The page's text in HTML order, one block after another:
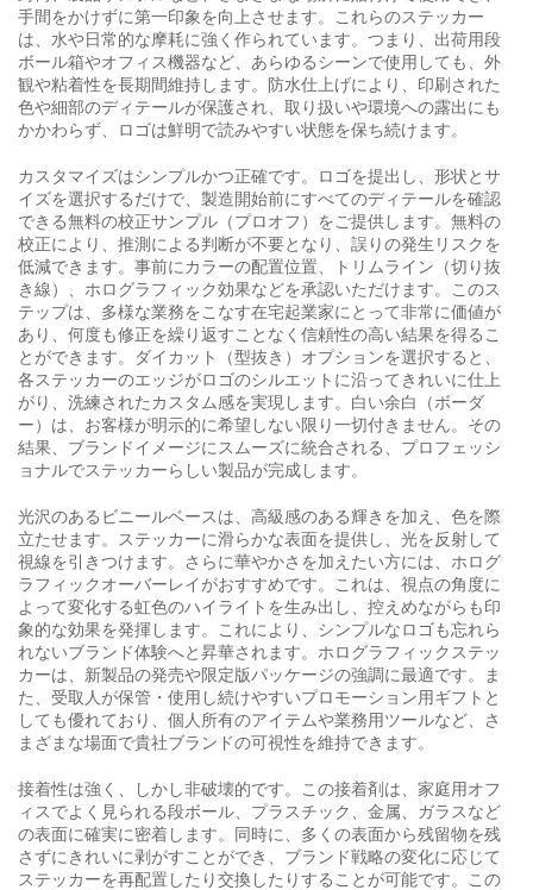
手間をかけずに第一印象を向上させます。これらのステッカー
は、水や日常的な摩耗に強く作られています。つまり、出荷用段
ボール箱やオフィス機器など、あらゆるシーンで使用しても、外
観や粘着性を長期間維持します。防水仕上げにより、印刷された
色や細部のディテールが保護され、取り扱いや環境への露出にも
かかわらず、ロゴは鮮明で読みやすい状態を保ち続けます。
カスタマイズはシンプルかつ正確です。ロゴを提出し、形状とサ
イズを選択するだけで、製造開始前にすべてのディテールを確認
できる無料の校正サンプル（プロオフ）をご提供します。無料の
校正により、推測による判断が不要となり、誤りの発生リスクを
低減できます。事前にカラーの配置位置、トリムライン（切り抜
き線）、ホログラフィック効果などを承認いただけます。このス
テップは、多様な業務をこなす在宅起業家にとって非常に価値が
あり、何度も修正を繰り返すことなく信頼性の高い結果を得るこ
とができます。ダイカット（型抜き）オプションを選択すると、
各ステッカーのエッジがロゴのシルエットに沿ってきれいに仕上
がり、洗練されたカスタム感を実現します。白い余白（ボーダ
ー）は、お客様が明示的に希望しない限り一切付きません。その
結果、ブランドイメージにスムーズに統合される、プロフェッシ
ョナルでステッカーらしい製品が完成します。
光沢のあるビニールベースは、高級感のある輝きを加え、色を際
立たせます。ステッカーに滑らかな表面を提供し、光を反射して
視線を引きつけます。さらに華やかさを加えたい方には、ホログ
ラフィックオーバーレイがおすすめです。これは、視点の角度に
よって変化する虹色のハイライトを生み出し、控えめながらも印
象的な効果を発揮します。これにより、シンプルなロゴも忘れら
れないブランド体験へと昇華されます。ホログラフィックステッ
カーは、新製品の発売や限定版パッケージの強調に最適です。ま
た、受取人が保管・使用し続けやすいプロモーション用ギフトと
しても優れており、個人所有のアイテムや業務用ツールなど、さ
まざまな場面で貴社ブランドの可視性を維持できます。
接着性は強く、しかし非破壊的です。この接着剤は、家庭用オフ
ィスでよく見られる段ボール、プラスチック、金属、ガラスなど
の表面に確実に密着します。同時に、多くの表面から残留物を残
さずにきれいに剥がすことができ、ブランド戦略の変化に応じて
ステッカーを再配置したり交換したりすることが可能です。この